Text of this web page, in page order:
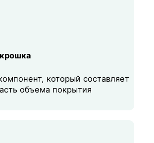
который составляет
объема покрытия